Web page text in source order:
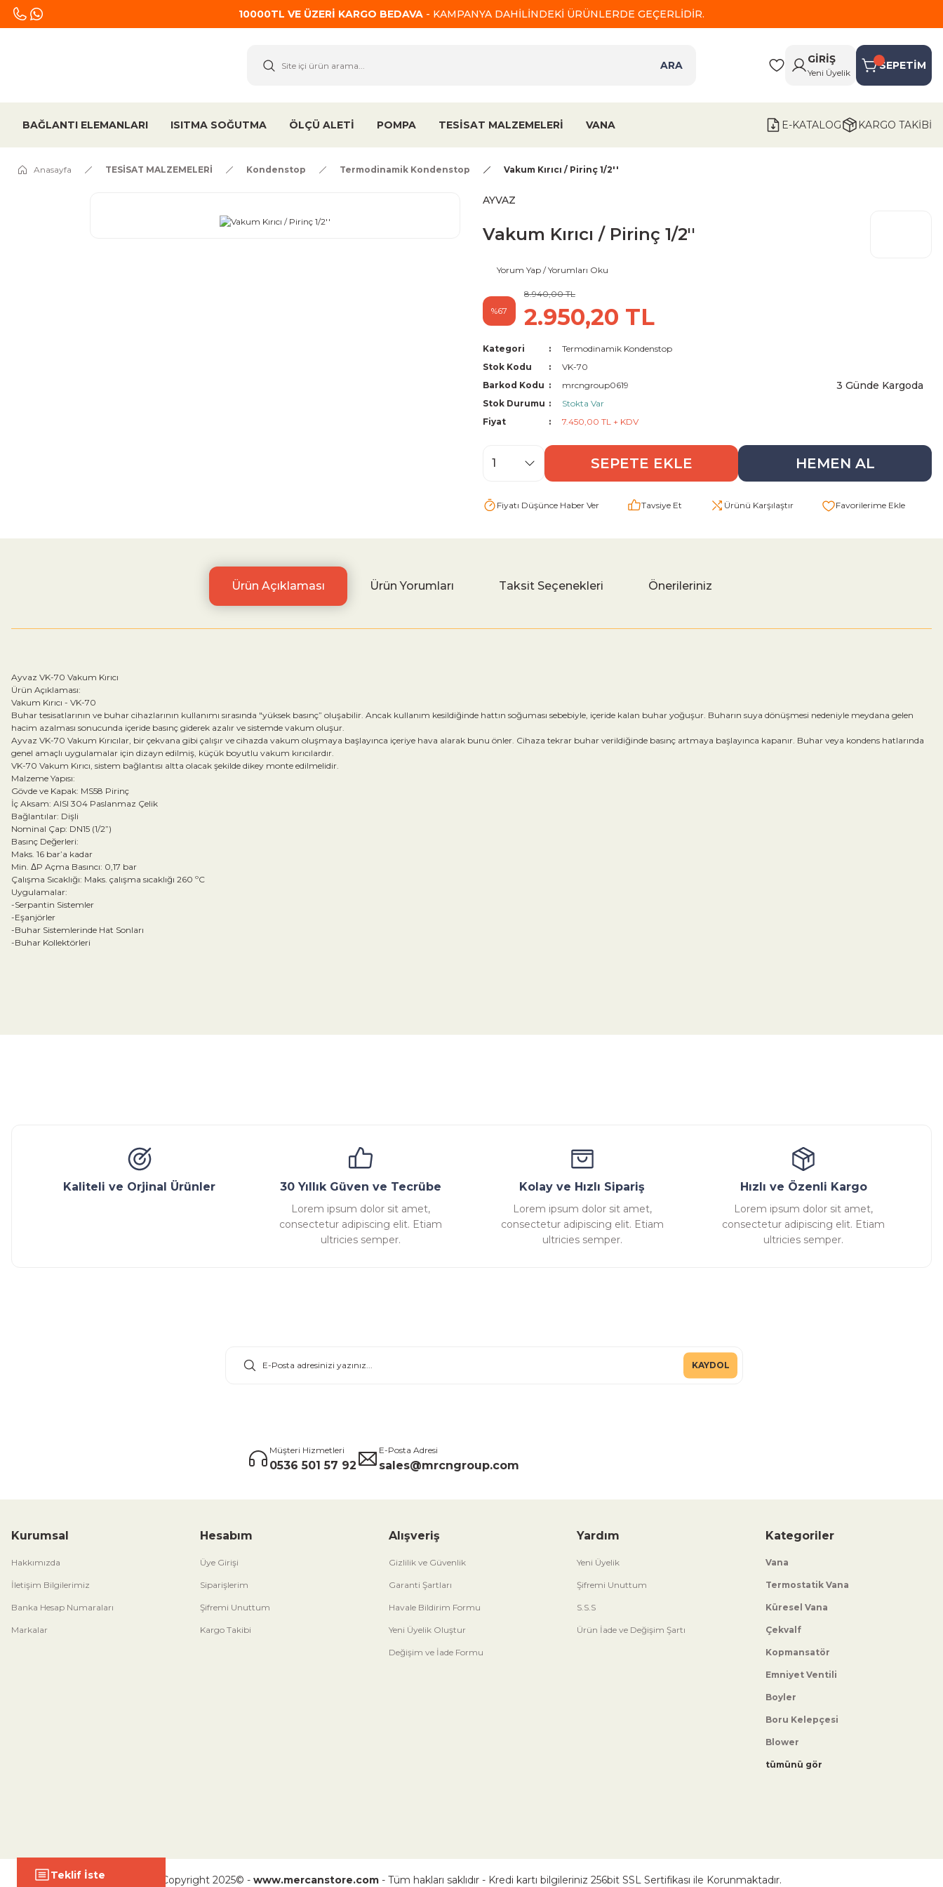
10000TL VE ÜZERİ KARGO BEDAVA - KAMPANYA DAHİLİNDEKİ ÜRÜNLERDE GEÇERLİDİR.
ARA
GİRİŞ
Yeni Üyelik
SEPETİM
BAĞLANTI ELEMANLARI ISITMA SOĞUTMA ÖLÇÜ ALETİ POMPA TESİSAT MALZEMELERİ VANA E-KATALOG KARGO TAKİBİ
Anasayfa TESİSAT MALZEMELERİ Kondenstop Termodinamik Kondenstop Vakum Kırıcı / Pirinç 1/2''
AYVAZ
Vakum Kırıcı / Pirinç 1/2''
Yorum Yap / Yorumları Oku
%67
8.940,00 TL
2.950,20 TL
Kategori
Termodinamik Kondenstop
Stok Kodu
VK-70
Barkod Kodu
mrcngroup0619
Stok Durumu
Stokta Var
Fiyat
7.450,00 TL + KDV
3 Günde Kargoda
SEPETE EKLE HEMEN AL
Fiyatı Düşünce Haber Ver Tavsiye Et Ürünü Karşılaştır
Ürün Açıklaması Ürün Yorumları Taksit Seçenekleri Önerileriniz
Ayvaz VK-70 Vakum Kırıcı
Ürün Açıklaması:
Vakum Kırıcı - VK-70
Buhar tesisatlarının ve buhar cihazlarının kullanımı sırasında "yüksek basınç” oluşabilir. Ancak kullanım kesildiğinde hattın soğuması sebebiyle, içeride kalan buhar yoğuşur. Buharın suya dönüşmesi nedeniyle meydana gelen
hacim azalması sonucunda içeride basınç giderek azalır ve sistemde vakum oluşur.
Ayvaz VK-70 Vakum Kırıcılar, bir çekvana gibi çalışır ve cihazda vakum oluşmaya başlayınca içeriye hava alarak bunu önler. Cihaza tekrar buhar verildiğinde basınç artmaya başlayınca kapanır. Buhar veya kondens hatlarında
genel amaçlı uygulamalar için dizayn edilmiş, küçük boyutlu vakum kırıcılardır.
VK-70 Vakum Kırıcı, sistem bağlantısı altta olacak şekilde dikey monte edilmelidir.
Malzeme Yapısı:
Gövde ve Kapak: MS58 Pirinç
İç Aksam: AISI 304 Paslanmaz Çelik
Bağlantılar: Dişli
Nominal Çap: DN15 (1/2”)
Basınç Değerleri:
Maks. 16 bar’a kadar
Min. ΔP Açma Basıncı: 0,17 bar
Çalışma Sıcaklığı: Maks. çalışma sıcaklığı 260 ºC
Uygulamalar:
-Serpantin Sistemler
-Eşanjörler
-Buhar Sistemlerinde Hat Sonları
-Buhar Kollektörleri
Bu ürüne ilk yorumu siz yapın!
Kaliteli ve Orjinal Ürünler 30 Yıllık Güven ve Tecrübe
Lorem ipsum dolor sit amet,
consectetur adipiscing elit. Etiam
ultricies semper.
Kolay ve Hızlı Sipariş
Lorem ipsum dolor sit amet,
consectetur adipiscing elit. Etiam
ultricies semper.
Hızlı ve Özenli Kargo
Lorem ipsum dolor sit amet,
consectetur adipiscing elit. Etiam
ultricies semper.
KAYDOL
Müşteri Hizmetleri
0536 501 57 92
E-Posta Adresi
sales@mrcngroup.com
Kurumsal
Hakkımızda
İletişim Bilgilerimiz
Banka Hesap Numaraları
Markalar
Hesabım
Üye Girişi
Siparişlerim
Şifremi Unuttum
Kargo Takibi
Alışveriş
Gizlilik ve Güvenlik
Garanti Şartları
Havale Bildirim Formu
Yeni Üyelik Oluştur
Değişim ve İade Formu
Yardım
Yeni Üyelik
Şifremi Unuttum
S.S.S
Ürün İade ve Değişim Şartı
Kategoriler
Vana
Termostatik Vana
Küresel Vana
Çekvalf
Kopmansatör
Emniyet Ventili
Boyler
Boru Kelepçesi
Blower
tümünü gör
Copyright 2025© - www.mercanstore.com - Tüm hakları saklıdır - Kredi kartı bilgileriniz 256bit SSL Sertifikası ile Korunmaktadır.
Teklif İste